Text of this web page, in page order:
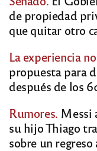
de propiedad
que quitar otro
La experiencia
propuesta para
después de los
Rumores. Messi
su hijo Thiago
sobre un regreso